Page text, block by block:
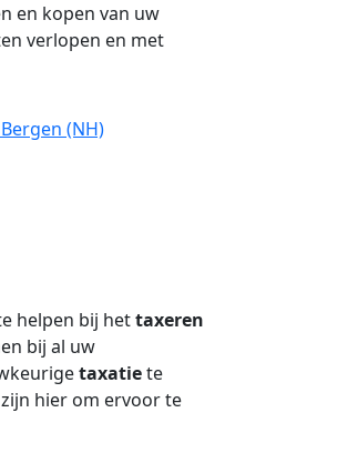
en kopen van uw
verlopen en met
(NH)
helpen bij hettaxeren
bij al uw
taxatiete
hier om ervoor te